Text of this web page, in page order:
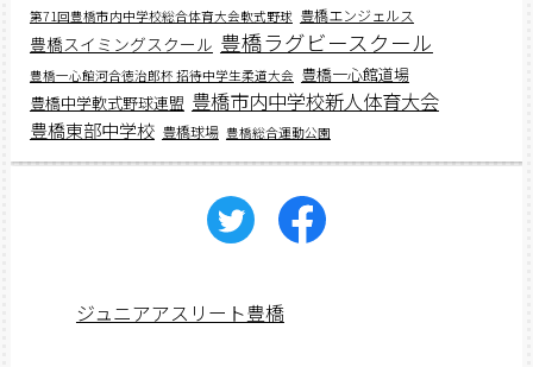
第71回豊橋市内中学校総合体育大会軟式野球 豊橋エンジェルス
豊橋スイミングスクール 豊橋ラグビースクール
豊橋一心館河合徳治郎杯 招待中学生柔道大会 豊橋一心館道場
豊橋中学軟式野球連盟 豊橋市内中学校新人体育大会
豊橋東部中学校 豊橋球場 豊橋総合運動公園
ジュニアアスリート豊橋